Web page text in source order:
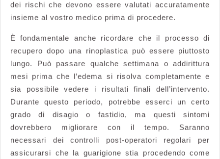
dei rischi che devono essere valutati accuratamente
insieme al vostro medico prima di procedere.
È fondamentale anche ricordare che il processo di
recupero dopo una rinoplastica può essere piuttosto
lungo. Può passare qualche settimana o addirittura
mesi prima che l’edema si risolva completamente e
sia possibile vedere i risultati finali dell’intervento.
Durante questo periodo, potrebbe esserci un certo
grado di disagio o fastidio, ma questi sintomi
dovrebbero migliorare con il tempo. Saranno
necessari dei controlli post-operatori regolari per
assicurarsi che la guarigione stia procedendo come